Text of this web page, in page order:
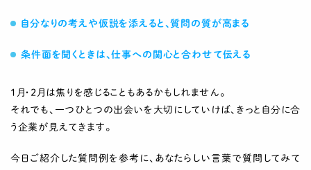
自分なりの考えや仮説を添えると、質問の質が高まる
条件面を聞くときは、仕事への関心と合わせて伝える
1月・2月は焦りを感じることもあるかもしれません。
それでも、一つひとつの出会いを大切にしていけば、きっと自分に合
う企業が見えてきます。
今日ご紹介した質問例を参考に、あなたらしい言葉で質問してみて